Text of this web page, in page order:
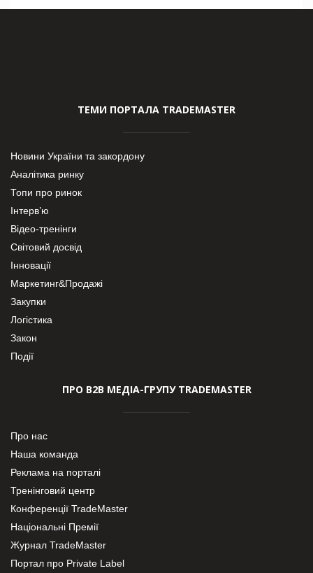
ТЕМИ ПОРТАЛА TRADEMASTER
Новини України та закордону
Аналітика ринку
Топи про ринок
Інтерв’ю
Відео-тренінги
Світовий досвід
Інновації
Маркетинг&Продажі
Закупки
Логістика
Закон
Події
ПРО В2В МЕДІА-ГРУПУ TRADEMASTER
Про нас
Наша команда
Реклама на порталі
Тренінговий центр
Конференції TradeMaster
Національні Премії
Журнал TradeMaster
Портал про Private Label